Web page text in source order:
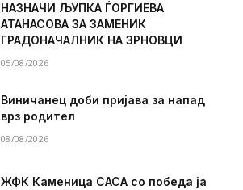
НАЗНАЧИ ЉУПКА ЃОРГИЕВА
АТАНАСОВА ЗА ЗАМЕНИК
ГРАДОНАЧАЛНИК НА ЗРНОВЦИ
05/08/2026
Виничанец доби пријава за напад
врз родител
08/08/2026
ЖФК Каменица САСА со победа ја